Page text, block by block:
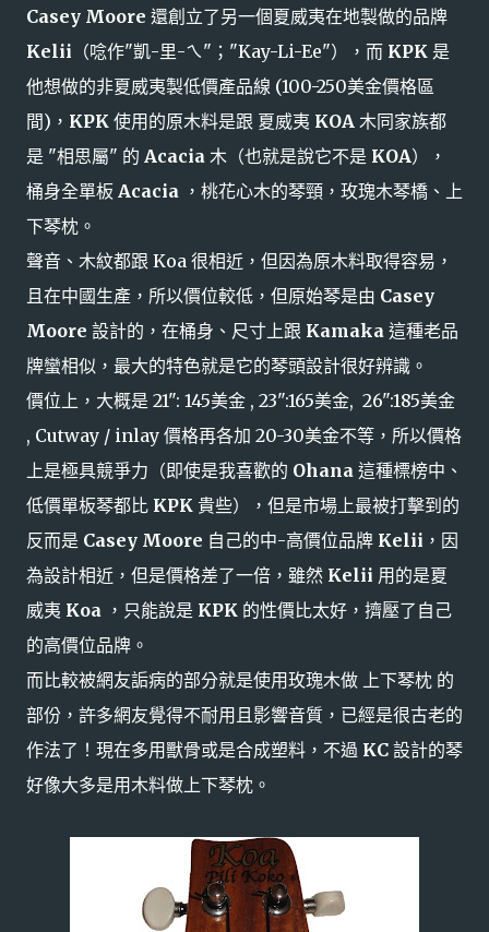
Casey Moore 還創立了另一個夏威夷在地製做的品牌
Kelii （唸作"凱-里-ㄟ"；"Kay-Li-Ee"），而 KPK 是
他想做的非夏威夷製低價產品線 (100-250美金價格區
間)， KPK 使用的原木料是跟 夏威夷 KOA 木同家族都
是 "相思屬" 的 Acacia 木（也就是說它不是 KOA），
桶身全單板 Acacia ，桃花心木的琴頸，玫瑰木琴橋、上
下琴枕。
聲音、木紋都跟 Koa 很相近，但因為原木料取得容易，
且在中國生產，所以價位較低，但原始琴是由 Casey
Moore 設計的，在桶身、尺寸上跟 Kamaka 這種老品
牌蠻相似，最大的特色就是它的琴頭設計很好辨識。
價位上，大概是 21": 145美金 , 23":165美金, 26":185美金
, Cutway / inlay 價格再各加 20-30美金不等，所以價格
上是極具競爭力（即使是我喜歡的 Ohana 這種標榜中、
低價單板琴都比 KPK 貴些），但是市場上最被打擊到的
反而是 Casey Moore 自己的中-高價位品牌 Kelii ，因
為設計相近，但是價格差了一倍，雖然 Kelii 用的是夏
威夷 Koa ，只能說是 KPK 的性價比太好，擠壓了自己
的高價位品牌 。
而比較被網友詬病的部分就是使用玫瑰木做 上下琴枕 的
部份，許多網友覺得不耐用且影響音質，已經是很古老的
作法了！現在多用獸骨或是合成塑料，不過 KC 設計的琴
好像大多是用木料做上下琴枕。